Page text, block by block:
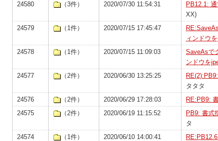
24580
（3件） 2020/07/30 11:54:31
PB12.1:
XX)
24579
（1件） 2020/07/15 17:45:47
ィンドウ
24578
（1件） 2020/07/15 11:09:03
SaveAsで
ンドウを
24577
（2件） 2020/06/30 13:25:25
タタタ
24576
（2件） 2020/06/29 17:28:03
RE:PB9:
24575
（2件） 2020/06/19 11:15:52
PB9: 書式
タ
24574
（1件） 2020/06/10 14:00:41